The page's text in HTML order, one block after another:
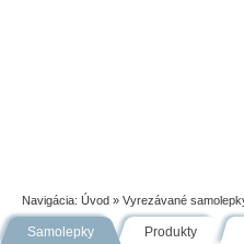
Navigácia: Úvod » Vyrezávané
Samolepky Produkty